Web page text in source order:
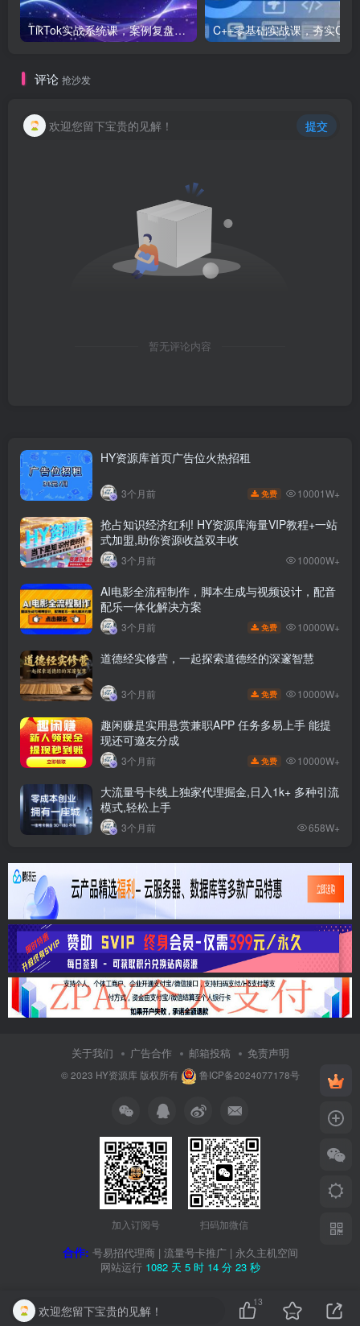
TikTok实战系统课，案例复盘、数据解析、运营执行，从0到1构建千万级电商体系（更新）
评论 抢沙发
欢迎您留下宝贵的见解！ 提交
暂无评论内容
HY资源库首页广告位火热招租
3个月前 免费 10001W+
抢占知识经济红利! HY资源库海量VIP教程+一站
式加盟,助你资源收益双丰收
3个月前 10000W+
AI电影全流程制作，脚本生成与视频设计，配音
配乐一体化解决方案
3个月前 免费 10000W+
道德经实修营，一起探索道德经的深邃智慧
3个月前 免费 10000W+
趣闲赚是实用悬赏兼职APP 任务多易上手 能提
现还可邀友分成
3个月前 免费 10000W+
大流量号卡线上独家代理掘金,日入1k+ 多种引流
模式,轻松上手
3个月前 658W+
关于我们 广告合作 邮箱投稿 免责声明
© 2023 HY资源库版权所有 鲁ICP备2024077178号
加入订阅号 扫码加微信
合作: 号易招代理商 | 流量号卡推广| 永久主机空间
网站运行 1082 天 5 时 14 分 23 秒
欢迎您留下宝贵的见解！
13